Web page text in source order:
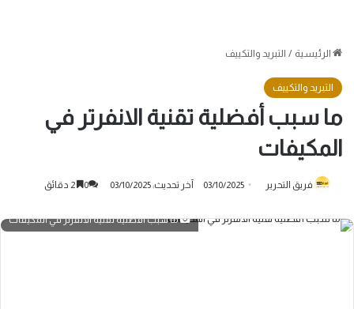
الرئيسية / التبريد والتكييف
التبريد والتكييف
ما سبب أفضلية تقنية الانفرتر في
المكيفات
فريق التحرير 03/10/2025 آخر تحديث: 03/10/2025 0
ما سبب أفضلية تقنية الانفرتر في المكيفات